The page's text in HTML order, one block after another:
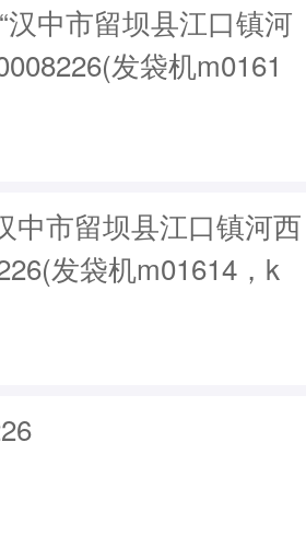
中市留坝县江口镇河
发袋机m0161
中市留坝县江口镇河西
发袋机m01614，k